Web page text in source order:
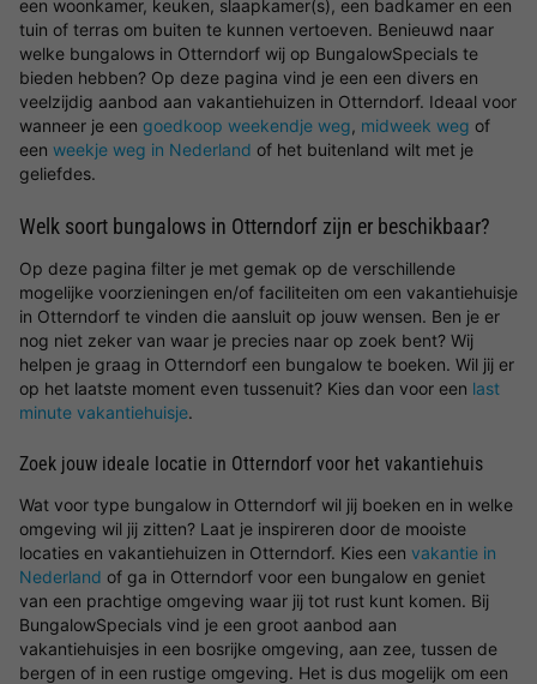
een woonkamer, keuken, slaapkamer(s), een badkamer en een
tuin of terras om buiten te kunnen vertoeven. Benieuwd naar
welke bungalows in Otterndorf wij op BungalowSpecials te
bieden hebben? Op deze pagina vind je een een divers en
veelzijdig aanbod aan vakantiehuizen in Otterndorf. Ideaal voor
wanneer je een goedkoop weekendje weg, midweek weg of
een weekje weg in Nederland of het buitenland wilt met je
geliefdes.
Welk soort bungalows in Otterndorf zijn er beschikbaar?
Op deze pagina filter je met gemak op de verschillende
mogelijke voorzieningen en/of faciliteiten om een vakantiehuisje
in Otterndorf te vinden die aansluit op jouw wensen. Ben je er
nog niet zeker van waar je precies naar op zoek bent? Wij
helpen je graag in Otterndorf een bungalow te boeken. Wil jij er
op het laatste moment even tussenuit? Kies dan voor een last
minute vakantiehuisje.
Zoek jouw ideale locatie in Otterndorf voor het vakantiehuis
Wat voor type bungalow in Otterndorf wil jij boeken en in welke
omgeving wil jij zitten? Laat je inspireren door de mooiste
locaties en vakantiehuizen in Otterndorf. Kies een vakantie in
Nederland of ga in Otterndorf voor een bungalow en geniet
van een prachtige omgeving waar jij tot rust kunt komen. Bij
BungalowSpecials vind je een groot aanbod aan
vakantiehuisjes in een bosrijke omgeving, aan zee, tussen de
bergen of in een rustige omgeving. Het is dus mogelijk om een